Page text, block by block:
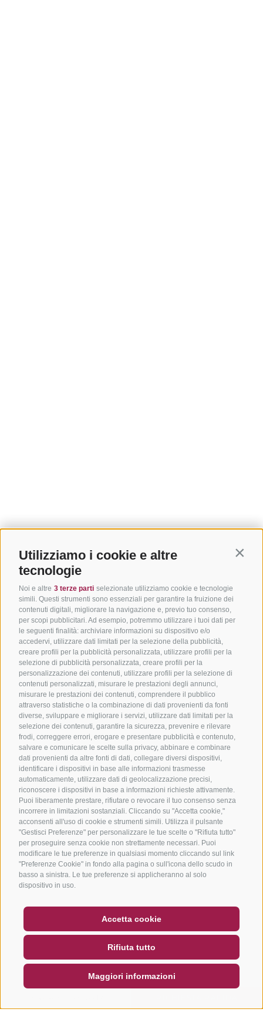
Utilizziamo i cookie e altre
tecnologie
Noi e altre 3 terze parti selezionate utilizziamo cookie e tecnologie
simili. Questi strumenti sono essenziali per garantire la fruizione dei
contenuti digitali, migliorare la navigazione e, previo tuo consenso,
per scopi pubblicitari. Ad esempio, potremmo utilizzare i tuoi dati per
le seguenti finalità: archiviare informazioni su dispositivo e/o
accedervi, utilizzare dati limitati per la selezione della pubblicità,
creare profili per la pubblicità personalizzata, utilizzare profili per la
selezione di pubblicità personalizzata, creare profili per la
personalizzazione dei contenuti, utilizzare profili per la selezione di
contenuti personalizzati, misurare le prestazioni degli annunci,
misurare le prestazioni dei contenuti, comprendere il pubblico
attraverso statistiche o la combinazione di dati provenienti da fonti
diverse, sviluppare e migliorare i servizi, utilizzare dati limitati per la
selezione dei contenuti, garantire la sicurezza, prevenire e rilevare
frodi, correggere errori, erogare e presentare pubblicità e contenuto,
salvare e comunicare le scelte sulla privacy, abbinare e combinare
dati provenienti da altre fonti di dati, collegare diversi dispositivi,
identificare i dispositivi in base alle informazioni trasmesse
automaticamente, utilizzare dati di geolocalizzazione precisi,
riconoscere i dispositivi in base a informazioni richieste attivamente.
Puoi liberamente prestare, rifiutare o revocare il tuo consenso senza
incorrere in limitazioni sostanziali. Cliccando su "Accetta cookie,"
acconsenti all'uso di cookie e strumenti simili. Utilizza il pulsante
"Gestisci Preferenze" per personalizzare le tue scelte o "Rifiuta tutto"
per proseguire senza cookie non strettamente necessari. Puoi
modificare le tue preferenze in qualsiasi momento cliccando sul link
"Preferenze Cookie" in fondo alla pagina o sull'icona dello scudo in
basso a sinistra. Le tue preferenze si applicheranno al solo
dispositivo in uso.
Accetta cookie
Rifiuta tutto
Maggiori informazioni
NEWSLETTER
SOCIAL WALL METEO